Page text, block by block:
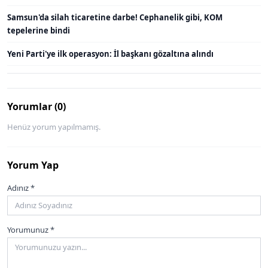
Samsun'da silah ticaretine darbe! Cephanelik gibi, KOM
tepelerine bindi
Yeni Parti'ye ilk operasyon: İl başkanı gözaltına alındı
Yorumlar (0)
Henüz yorum yapılmamış.
Yorum Yap
Adınız *
Yorumunuz *